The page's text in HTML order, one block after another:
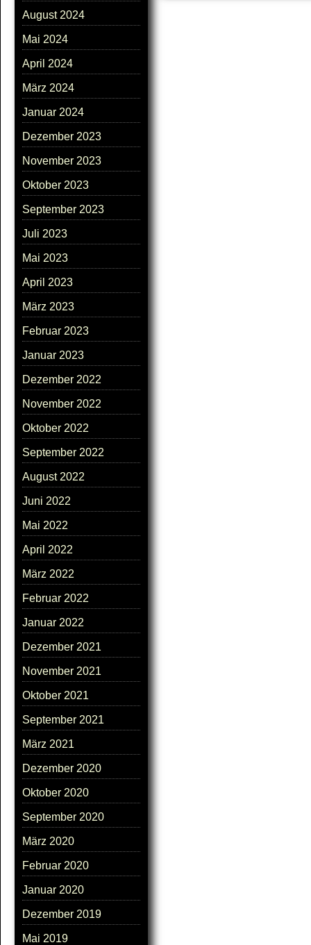
August 2024
Mai 2024
April 2024
März 2024
Januar 2024
Dezember 2023
November 2023
Oktober 2023
September 2023
Juli 2023
Mai 2023
April 2023
März 2023
Februar 2023
Januar 2023
Dezember 2022
November 2022
Oktober 2022
September 2022
August 2022
Juni 2022
Mai 2022
April 2022
März 2022
Februar 2022
Januar 2022
Dezember 2021
November 2021
Oktober 2021
September 2021
März 2021
Dezember 2020
Oktober 2020
September 2020
März 2020
Februar 2020
Januar 2020
Dezember 2019
Mai 2019